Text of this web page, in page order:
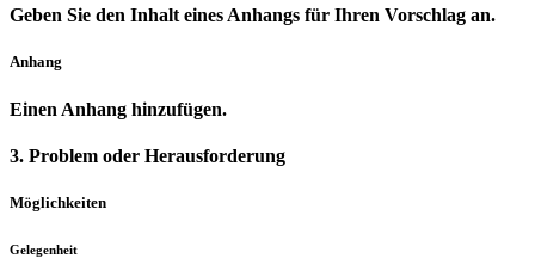
Geben Sie den Inhalt eines Anhangs für Ihren Vorschlag an.
Anhang
Einen Anhang hinzufügen.
3. Problem oder Herausforderung
Möglichkeiten
Gelegenheit